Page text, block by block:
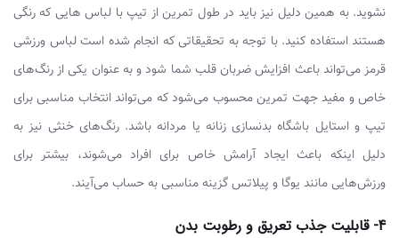
نشوید. به همین دلیل نیز باید در طول تمرین از تیپ با لباس هایی که رنگی
هستند استفاده کنید. با توجه به تحقیقاتی که انجام شده است لباس ورزشی
قرمز می‌تواند باعث افزایش ضربان قلب شما شود و به عنوان یکی از رنگ‌های
خاص و مفید جهت تمرین محسوب می‌شود که می‌تواند انتخاب مناسبی برای
تیپ و استایل باشگاه بدنسازی زنانه یا مردانه باشد. رنگ‌های خنثی نیز به
دلیل اینکه باعث ایجاد آرامش خاص برای افراد می‌شوند، بیشتر برای
ورزش‌هایی مانند یوگا و پیلاتس گزینه مناسبی به حساب می‌آیند.
4- قابلیت جذب تعریق و رطوبت بدن